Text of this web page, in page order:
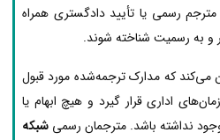
رسمی یا تأیید دادگستری همراه
و به رسمیت شناخته شوند.
می‌کند که مدارک ترجمه‌شده مورد قبول
اداری قرار گیرد و هیچ ابهام یا
نداشته باشد. مترجمان رسمی شبکه